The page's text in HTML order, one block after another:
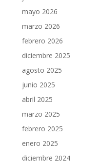
mayo 2026
marzo 2026
febrero 2026
diciembre 2025
agosto 2025
junio 2025
abril 2025
marzo 2025
febrero 2025
enero 2025
diciembre 2024